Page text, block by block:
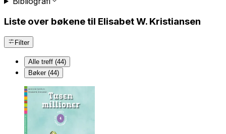
Liste over bøkene til Elisabet W. Kristiansen
Filter
Alle treff (44)
Bøker (44)